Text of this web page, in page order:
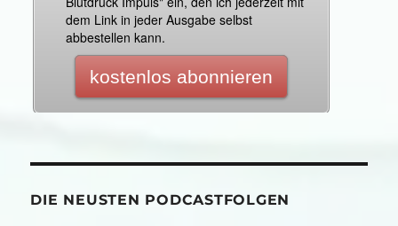
DIE NEUSTEN PODCASTFOLGEN